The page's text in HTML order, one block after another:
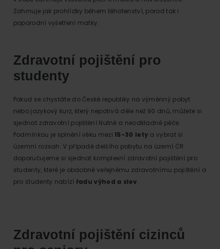
Zahrnuje jak prohlídky během těhotenství, porod tak i
poporodní vyšetření matky.
Zdravotní pojištění pro
studenty
Pokud se chystáte do České republiky na výměnný pobyt
nebo jazykový kurz, který nepotrvá déle než 90 dnů, můžete si
sjednat zdravotní pojištění Nutné a neodkladné péče.
Podmínkou je splnění věku mezi 15-30 lety a vybrat si
územní rozsah. V případě delšího pobytu na území ČR
doporučujeme si sjednat komplexní zdravotní pojištění pro
studenty, které je obdobné veřejnému zdravotnímu pojištění a
pro studenty nabízí řadu výhod a slev.
Zdravotní pojištění cizinců